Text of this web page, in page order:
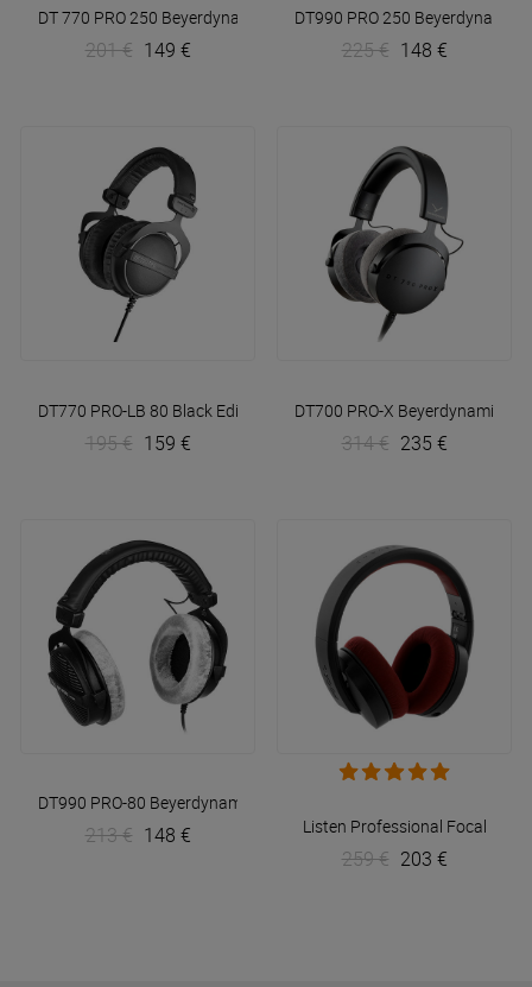
DT 770 PRO 250 Beyerdynamic
201 € 149 €
DT990 PRO 250 Beyerdynamic
225 € 148 €
DT770 PRO-LB 80 Black Edition Beyerdynamic
195 € 159 €
DT700 PRO-X Beyerdynamic
314 € 235 €
DT990 PRO-80 Beyerdynamic
213 € 148 € Listen Professional Focal
259 € 203 €